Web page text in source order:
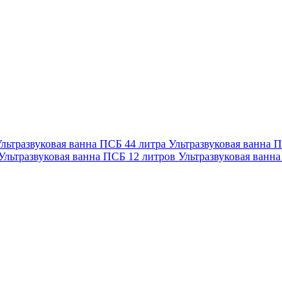
ванна ПСБ 44 литра Ультразвуковая ванна
ванна ПСБ 12 литров Ультразвуковая